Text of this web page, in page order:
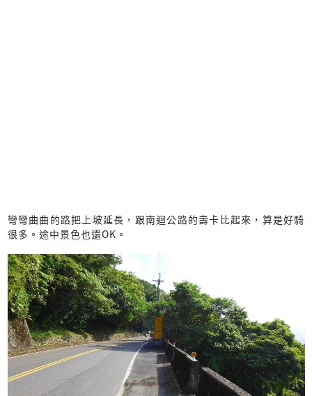
彎彎曲曲的路把上坡延長，跟南迴公路的壽卡比起來，算是好騎
很多。途中景色也還OK。